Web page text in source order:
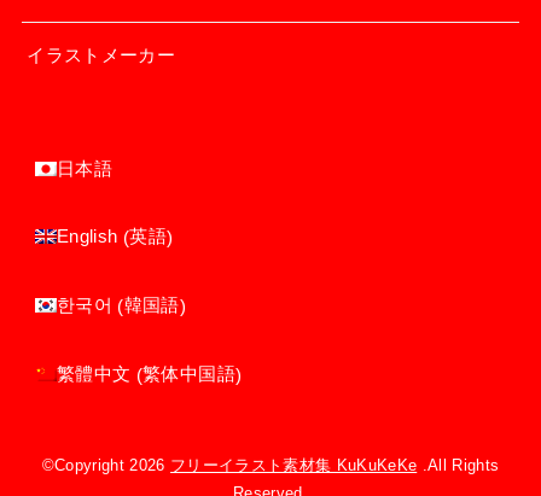
イラストメーカー
日本語
English (英語)
한국어 (韓国語)
繁體中文 (繁体中国語)
©Copyright 2026 フリーイラスト素材集 KuKuKeKe .All Rights